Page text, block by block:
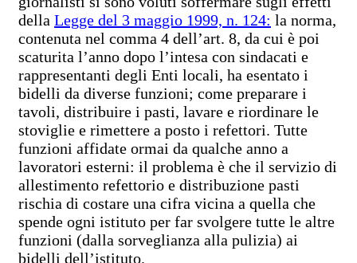
della Legge del 3 maggio 1999, n. 124: la norma,
contenuta nel comma 4 dell’art. 8, da cui è poi
scaturita l’anno dopo l’intesa con sindacati e
rappresentanti degli Enti locali, ha esentato i
bidelli da diverse funzioni; come preparare i
tavoli, distribuire i pasti, lavare e riordinare le
stoviglie e rimettere a posto i refettori. Tutte
funzioni affidate ormai da qualche anno a
lavoratori esterni: il problema è che il servizio di
allestimento refettorio e distribuzione pasti
rischia di costare una cifra vicina a quella che
spende ogni istituto per far svolgere tutte le altre
funzioni (dalla sorveglianza alla pulizia) ai
bidelli dell’istituto.